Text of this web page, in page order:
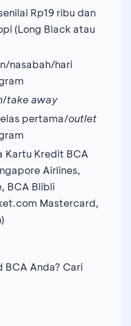
Rp19 ribu dan
(Long Black atau
nasabah/hari
/take away
pertama/outlet
Kartu Kredit BCA
Airlines,
BCA Blibli
Mastercard,
BCA Anda? Cari